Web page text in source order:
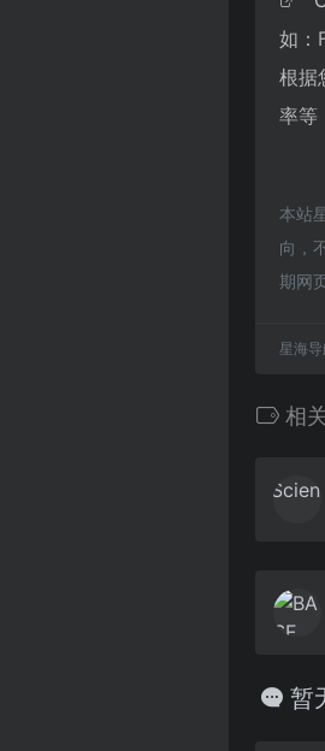
如：
根据
率等
本站
向，
期网
星海
相
暂